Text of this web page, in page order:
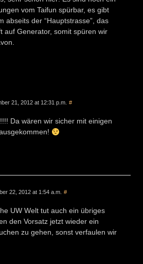
vom Taifun spürbar, es gibt
abseits der “Hauptstrasse”, das
auf Generator, somit spüren wir
21, 2012 at 12:31 p.m. #
Da wären wir sicher mit einigen
22, 2012 at 1:54 a.m. #
UW Welt tut auch ein übriges
den Vorsatz jetzt wieder ein
zu gehen, sonst verfaulen wir